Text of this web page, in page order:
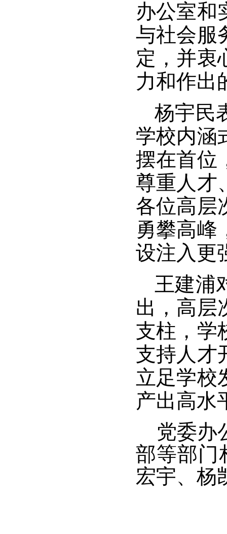
办公室和
与社会服
定，并衷
力和作出
杨宇民
学校内涵
摆在首位
尊重人才
各位高层
勇攀高峰
设注入更
王建浦
出，高层
支柱，学
支持人才
立足学校
产出高水
党委办
部等部门
宏宇、杨